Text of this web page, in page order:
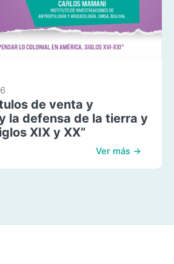
de venta y
la defensa de la tierra y
XIX y XX”
Ver más →